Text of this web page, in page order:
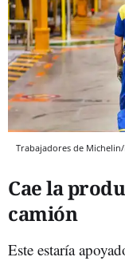
Trabajadores de
Cae la
camión
Este estaría